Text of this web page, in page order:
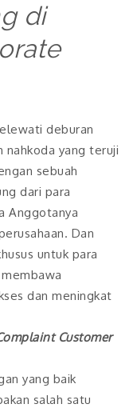
di
deburan
nahkoda yang teruji
sebuah
dari para
Anggotanya
Dan
untuk para
dan meningkat
Customer
yang baik
salah satu